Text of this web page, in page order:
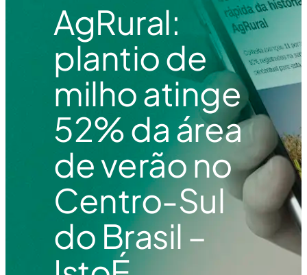
AgRural:
plantio de
milho atinge
52% da área
de verão no
Centro-Sul
do Brasil –